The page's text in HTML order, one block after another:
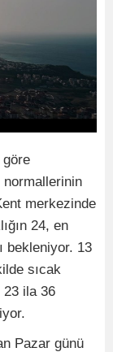
normallerinin
merkezinde
24, en
bekleniyor. 13
sıcak
23 ila 36
Pazar günü